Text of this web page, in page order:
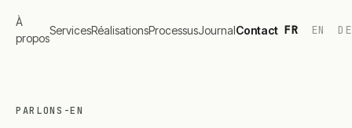
À
propos
ServicesRéalisationsProcessusJournalContact FR EN DE
PARLONS-EN